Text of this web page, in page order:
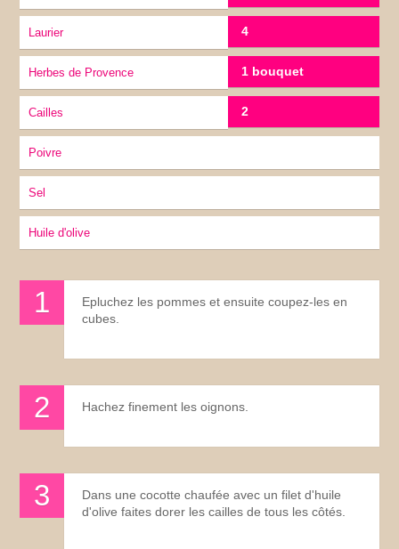
laurier 4
herbes de Provence 1 bouquet
cailles 2
Poivre
sel
Huile d'olive
Epluchez les pommes et ensuite coupez-les en
cubes.
Hachez finement les oignons.
Dans une cocotte chaufée avec un filet d'huile
d'olive faites dorer les cailles de tous les côtés.